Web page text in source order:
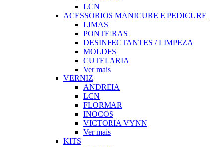
LCN
ACESSORIOS MANICURE E PEDICURE
LIMAS
PONTEIRAS
DESINFECTANTES / LIMPEZA
MOLDES
CUTELARIA
Ver mais
VERNIZ
ANDREIA
LCN
FLORMAR
INOCOS
VICTORIA VYNN
Ver mais
KITS